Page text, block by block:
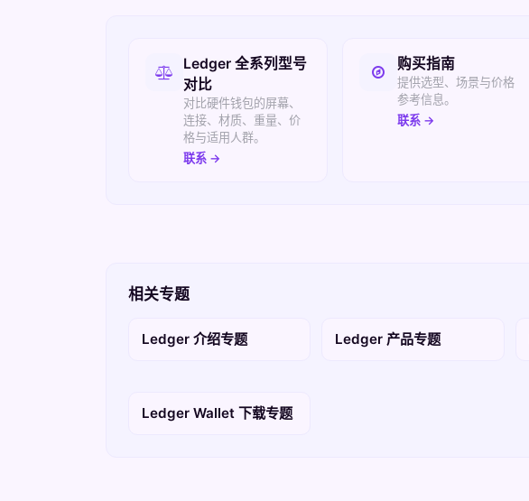
相关入口
Ledger 全系列型号
对比
对比硬件钱包的屏幕、
连接、材质、重量、价
格与适用人群。
联系 →
购买指南
提供选型、场景与价格
参考信息。
联系 →
相关专题
Ledger 介绍专题 Ledger 产品专题
Ledger Wallet 下载专题